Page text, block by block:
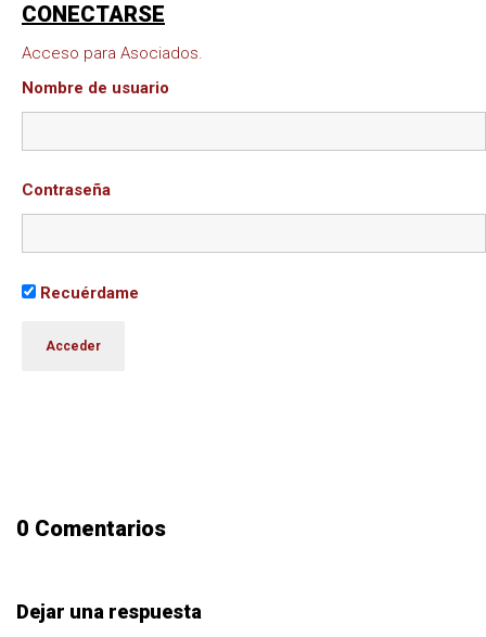
CONECTARSE
Acceso para Asociados.
Nombre de usuario
Contraseña
Recuérdame
0 Comentarios
Dejar una respuesta